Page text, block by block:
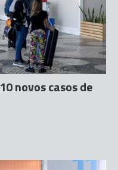
novos casos de